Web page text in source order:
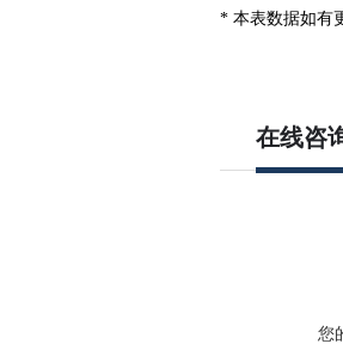
* 本表数据如有
在线咨
您